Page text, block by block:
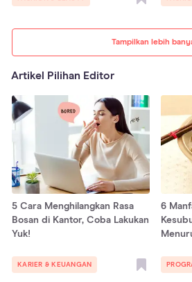
Tampilkan lebih
Artikel Pilihan Editor
5 Cara Menghilangkan Rasa
Bosan di Kantor, Coba Lakukan
Yuk!
KARIER & KEUANGAN
6